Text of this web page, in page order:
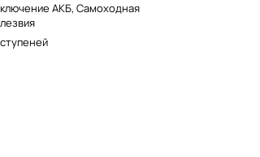
АКБ, Самоходная